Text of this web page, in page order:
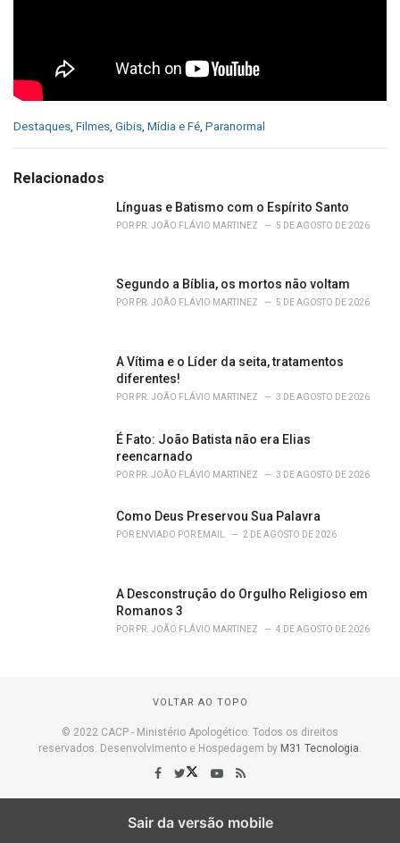
C
e
Destaques, Filmes, Gibis, Mídia e Fé, Paranormal
Relacionados
Línguas e Batismo com o Espírito Santo
POR PR. JOÃO FLÁVIO MARTINEZ 5 DE AGOSTO DE 2026
Segundo a Bíblia, os mortos não voltam
POR PR. JOÃO FLÁVIO MARTINEZ 5 DE AGOSTO DE 2026
A Vítima e o Líder da seita, tratamentos
diferentes!
POR PR. JOÃO FLÁVIO MARTINEZ 3 DE AGOSTO DE 2026
É Fato: João Batista não era Elias
reencarnado
POR PR. JOÃO FLÁVIO MARTINEZ 3 DE AGOSTO DE 2026
Como Deus Preservou Sua Palavra
POR ENVIADO POR EMAIL 2 DE AGOSTO DE 2026
A Desconstrução do Orgulho Religioso em
Romanos 3
POR PR. JOÃO FLÁVIO MARTINEZ 4 DE AGOSTO DE 2026
VOLTAR AO TOPO
© 2022 CACP - Ministério Apologético. Todos os direitos
reservados. Desenvolvimento e Hospedagem by M31 Tecnologia
Sair da versão mobile